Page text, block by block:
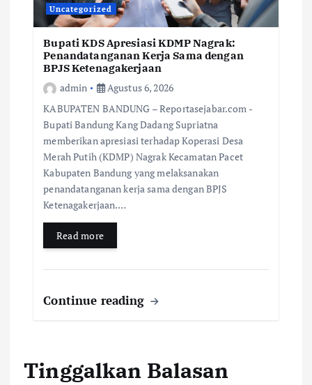
Uncategorized
Bupati KDS Apresiasi KDMP Nagrak:
Penandatanganan Kerja Sama dengan
BPJS Ketenagakerjaan
admin
Agustus 6, 2026
KABUPATEN BANDUNG – Reportasejabar.com -
Bupati Bandung Kang Dadang Supriatna
memberikan apresiasi terhadap Koperasi Desa
Merah Putih (KDMP) Nagrak Kecamatan Pacet
Kabupaten Bandung yang melaksanakan
penandatanganan kerja sama dengan BPJS
Ketenagakerjaan.…
Read more
Continue reading
Tinggalkan Balasan